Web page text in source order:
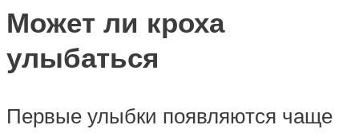
Может ли кроха
улыбаться
Первые улыбки появляются чаще